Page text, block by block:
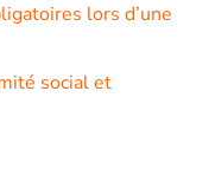
lors d’une
social et